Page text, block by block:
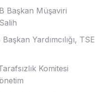
Başkan Müşaviri
Yardımcılığı, TSE
Komitesi